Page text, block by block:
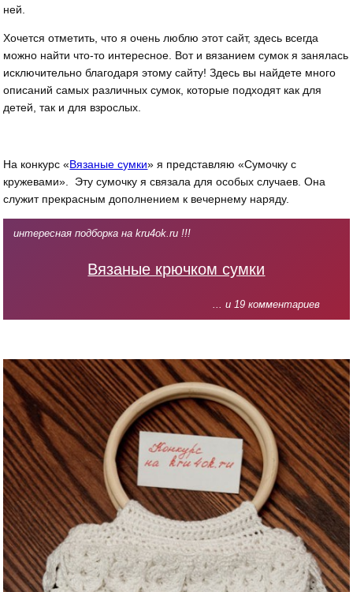
ней.
Хочется отметить, что я очень люблю этот сайт, здесь всегда
можно найти что-то интересное. Вот и вязанием сумок я занялась
исключительно благодаря этому сайту! Здесь вы найдете много
описаний самых различных сумок, которые подходят как для
детей, так и для взрослых.
На конкурс «Вязаные сумки» я представляю «Сумочку с
кружевами». Эту сумочку я связала для особых случаев. Она
служит прекрасным дополнением к вечернему наряду.
интересная подборка на kru4ok.ru !!!
Вязаные крючком сумки
... и 19 комментариев